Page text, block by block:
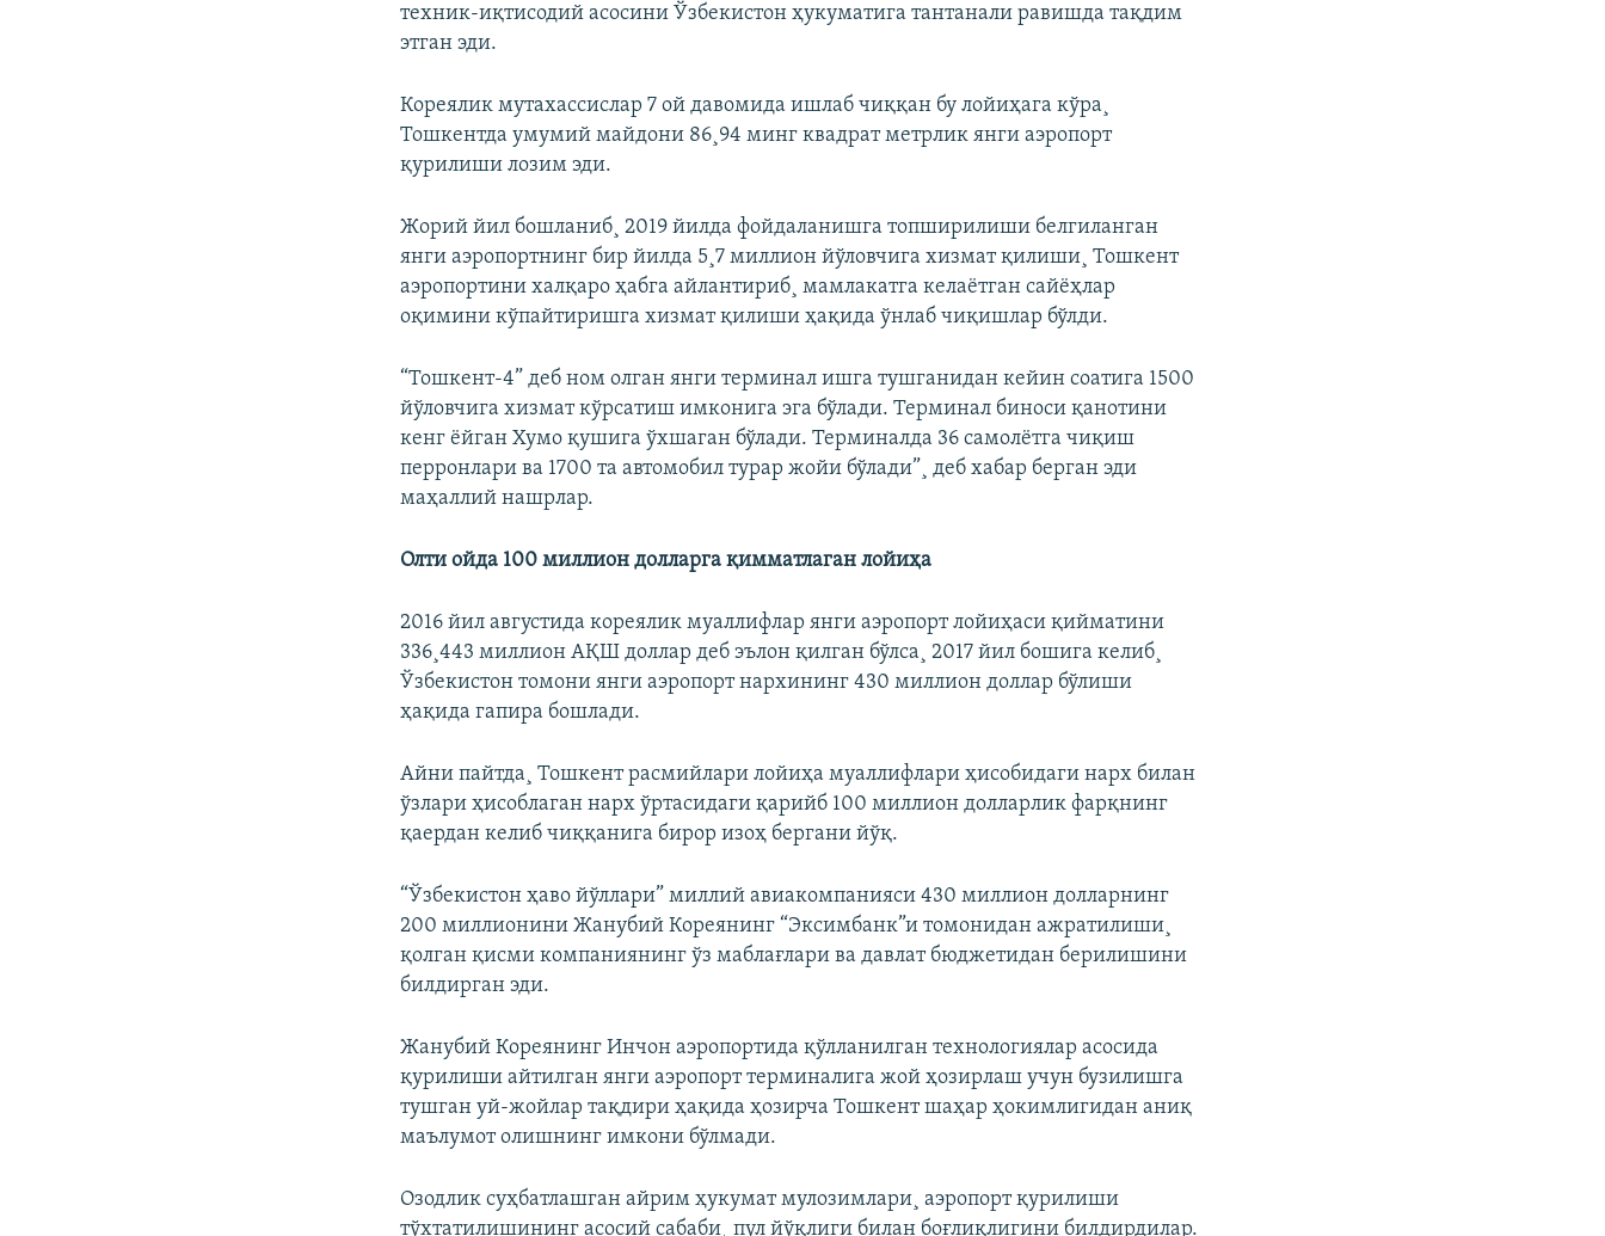
техник-иқтисодий асосини Ўзбекистон ҳукуматига тантанали равишда тақдим
этган эди.
Кореялик мутахассислар 7 ой давомида ишлаб чиққан бу лойиҳага кўра¸
Тошкентда умумий майдони 86¸94 минг квадрат метрлик янги аэропорт
қурилиши лозим эди.
Жорий йил бошланиб¸ 2019 йилда фойдаланишга топширилиши белгиланган
янги аэропортнинг бир йилда 5¸7 миллион йўловчига хизмат қилиши¸ Тошкент
аэропортини халқаро ҳабга айлантириб¸ мамлакатга келаëтган сайëҳлар
оқимини кўпайтиришга хизмат қилиши ҳақида ўнлаб чиқишлар бўлди.
“Тошкент-4” деб ном олган янги терминал ишга тушганидан кейин соатига 1500
йўловчига хизмат кўрсатиш имконига эга бўлади. Терминал биноси қанотини
кенг ёйган Хумо қушига ўхшаган бўлади. Терминалда 36 самолётга чиқиш
перронлари ва 1700 та автомобил турар жойи бўлади”¸ деб хабар берган эди
маҳаллий нашрлар.
Олти ойда 100 миллион долларга қимматлаган лойиҳа
2016 йил августида кореялик муаллифлар янги аэропорт лойиҳаси қийматини
336¸443 миллион АҚШ доллар деб эълон қилган бўлса¸ 2017 йил бошига келиб¸
Ўзбекистон томони янги аэропорт нархининг 430 миллион доллар бўлиши
ҳақида гапира бошлади.
Айни пайтда¸ Тошкент расмийлари лойиҳа муаллифлари ҳисобидаги нарх билан
ўзлари ҳисоблаган нарх ўртасидаги қарийб 100 миллион долларлик фарқнинг
қаердан келиб чиққанига бирор изоҳ бергани йўқ.
“Ўзбекистон ҳаво йўллари” миллий авиакомпанияси 430 миллион долларнинг
200 миллионини Жанубий Кореянинг “Эксимбанк”и томонидан ажратилиши¸
қолган қисми компаниянинг ўз маблағлари ва давлат бюджетидан берилишини
билдирган эди.
Жанубий Кореянинг Инчон аэропортида қўлланилган технологиялар асосида
қурилиши айтилган янги аэропорт терминалига жой ҳозирлаш учун бузилишга
тушган уй-жойлар тақдири ҳақида ҳозирча Тошкент шаҳар ҳокимлигидан аниқ
маълумот олишнинг имкони бўлмади.
Озодлик суҳбатлашган айрим ҳукумат мулозимлари¸ аэропорт қурилиши
тўхтатилишининг асосий сабаби¸ пул йўқлиги билан боғлиқлигини билдирдилар.